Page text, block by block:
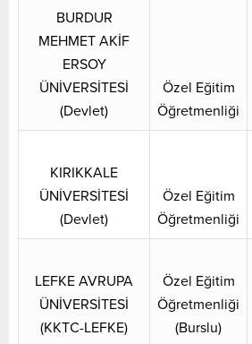
BURDUR
MEHMET AKİF
ERSOY
ÜNİVERSİTESİ
(Devlet)
Özel Eğitim
Öğretmenliği
KIRIKKALE
ÜNİVERSİTESİ
(Devlet)
Özel Eğitim
Öğretmenliği
LEFKE AVRUPA
ÜNİVERSİTESİ
(KKTC-LEFKE)
Özel Eğitim
Öğretmenliği
(Burslu)